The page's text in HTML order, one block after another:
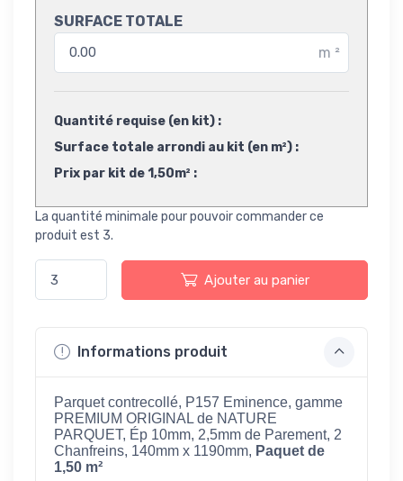
SURFACE TOTALE
m ²
Quantité requise (en kit) :
Surface totale arrondi au kit (en m²) :
Prix par kit de 1,50m² :
La quantité minimale pour pouvoir commander ce
produit est 3.
Ajouter au panier
Informations produit
Parquet contrecollé, P157 Eminence, gamme
PREMIUM ORIGINAL de NATURE
PARQUET, Ép 10mm, 2,5mm de Parement, 2
Chanfreins, 140mm x 1190mm, Paquet de
1,50 m²